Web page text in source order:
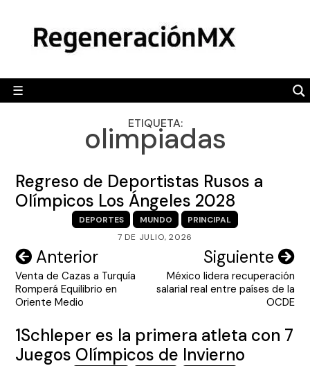
content
☰
POLÍTICA
CAMALEÓN
OPINIÓN
ENGLISH SECTION
VIDEOS
ETIQUETA:
olimpiadas
Regreso de Deportistas Rusos a
Olímpicos Los Ángeles 2028
DEPORTES MUNDO
PRINCIPAL
7 DE JULIO, 2026
Navegación
de
entradas
Anterior
Venta de Cazas a Turquía
Romperá Equilibrio en
Oriente Medio
Siguiente
México lidera recuperación
salarial real entre países de la
OCDE
1Schleper es la primera atleta con 7
Juegos Olímpicos de Invierno